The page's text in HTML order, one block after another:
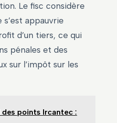
Le fisc considère
s’est appauvrie
d’un tiers, ce qui
pénales et des
sur l’impôt sur les
des points Ircantec :